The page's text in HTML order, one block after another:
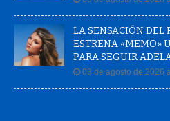
LA SENSACIÓN DEL
ESTRENA «MEMO»
PARA SEGUIR
03 de agosto de 2026